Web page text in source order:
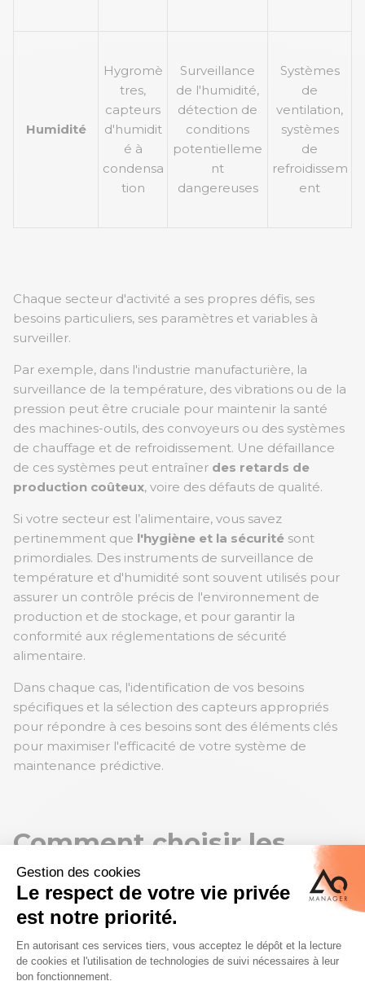
Humidité
Hygromè
tres,
capteurs
d'humidit
é à
condensa
tion
Surveillance
de l'humidité,
détection de
conditions
potentielleme
nt
dangereuses
Systèmes
de
ventilation,
systèmes
de
refroidissem
ent
Chaque secteur d'activité a ses propres défis, ses
besoins particuliers, ses paramètres et variables à
surveiller.
Par exemple, dans l'industrie manufacturière, la
surveillance de la température, des vibrations ou de la
pression peut être cruciale pour maintenir la santé
des machines-outils, des convoyeurs ou des systèmes
de chauffage et de refroidissement. Une défaillance
de ces systèmes peut entraîner des retards de
production coûteux, voire des défauts de qualité.
Si votre secteur est l’alimentaire, vous savez
pertinemment que l'hygiène et la sécurité sont
primordiales. Des instruments de surveillance de
température et d'humidité sont souvent utilisés pour
assurer un contrôle précis de l'environnement de
production et de stockage, et pour garantir la
conformité aux réglementations de sécurité
alimentaire.
Dans chaque cas, l'identification de vos besoins
spécifiques et la sélection des capteurs appropriés
pour répondre à ces besoins sont des éléments clés
pour maximiser l'efficacité de votre système de
maintenance prédictive.
Comment choisir les
capteurs adaptés à votre
secteur ?
Le choix des bons outils
est une étape cruciale pour la
mise en place d'un système de maintenance
prédictive efficace. Plusieurs facteurs, que voici,